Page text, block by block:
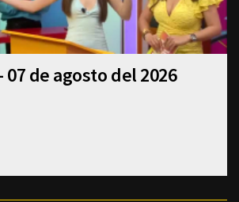
07 de agosto del 2026